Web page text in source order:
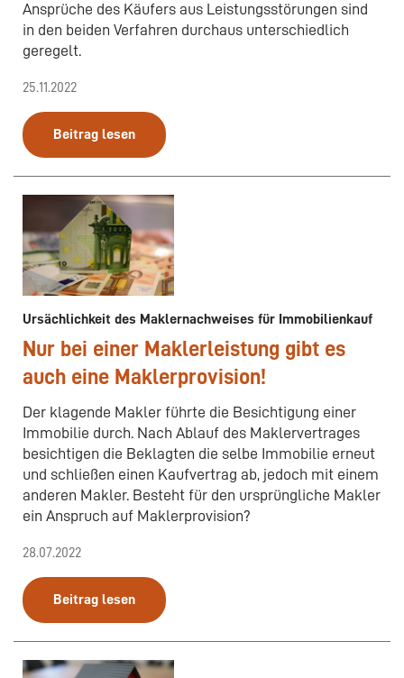
Ansprüche des Käufers aus Leistungsstörungen sind
in den beiden Verfahren durchaus unterschiedlich
geregelt.
25.11.2022
Beitrag lesen
Ursächlichkeit des Maklernachweises für Immobilienkauf
Nur bei einer Maklerleistung gibt es
auch eine Maklerprovision!
Der klagende Makler führte die Besichtigung einer
Immobilie durch. Nach Ablauf des Maklervertrages
besichtigen die Beklagten die selbe Immobilie erneut
und schließen einen Kaufvertrag ab, jedoch mit einem
anderen Makler. Besteht für den ursprüngliche Makler
ein Anspruch auf Maklerprovision?
28.07.2022
Beitrag lesen